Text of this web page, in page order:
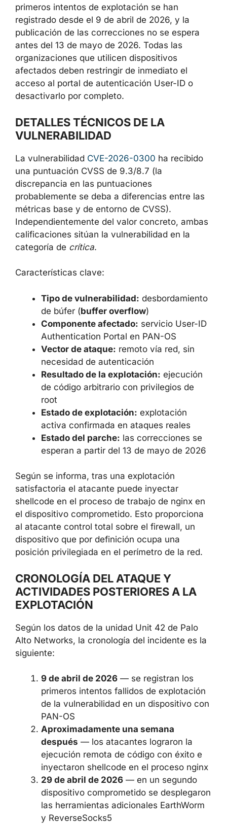
investigadores, los primeros intentos de
explotación se han registrado desde el 9 de
abril de 2026, y la publicación de las
correcciones no se espera antes del 13 de
mayo de 2026. Todas las organizaciones que
utilicen dispositivos afectados deben
restringir de inmediato el acceso al portal de
autenticación User-ID o desactivarlo por
DETALLES TÉCNICOS DE LA
La vulnerabilidadCVE-2026-0300ha recibido
una puntuación CVSS de 9.3/8.7 (la
discrepancia en las puntuaciones
probablemente se deba a diferencias entre
las métricas base y de entorno de CVSS).
Independientemente del valor concreto,
ambas calificaciones sitúan la vulnerabilidad
Tipo de vulnerabilidad:
desbordamiento de búfer (buffer
overflow)
Componente afectado:servicio User-
ID Authentication Portal en PAN-OS
Vector de ataque:remoto vía red, sin
necesidad de autenticación
Resultado de la explotación:
de código arbitrario con privilegios de
root
Estado de explotación:explotación
activa confirmada en ataques reales
esperan a partir del 13 de mayo de
2026
Según se informa, tras una explotación
satisfactoria el atacante puede inyectar
shellcode en el proceso de trabajo de nginx
en el dispositivo comprometido. Esto
firewall, un dispositivo que por definición
ocupa una posición privilegiada en el
perímetro de la red.
CRONOLOGÍA DEL ATAQUE Y
ACTIVIDADES POSTERIORES A LA
EXPLOTACIÓN
Según los datos de la unidad Unit 42 de Palo
Alto Networks, la cronología del incidente es
la siguiente:
9 de abril de 2026— se registran los
primeros intentos fallidos de
explotación de la vulnerabilidad en un
dispositivo con PAN-OS
Aproximadamente una semana
después— los atacantes lograron la
ejecución remota de código con éxito e
inyectaron shellcode en el proceso